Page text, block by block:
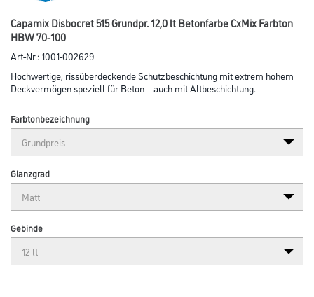
Capamix Disbocret 515 Grundpr. 12,0 lt Betonfarbe CxMix Farbton
HBW 70-100
Art-Nr.:1001-002629
Hochwertige, rissüberdeckende Schutzbeschichtung mit extrem hohem
Deckvermögen speziell für Beton – auch mit Altbeschichtung.
Farbtonbezeichnung
Glanzgrad
Gebinde